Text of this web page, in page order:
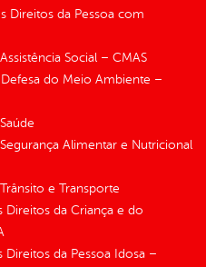
Direitos da Pessoa com
Social – CMAS
do Meio Ambiente –
Alimentar e Nutricional
e Transporte
da Criança e do
da Pessoa Idosa –